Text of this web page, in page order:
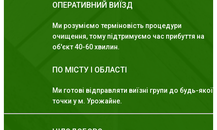
ОПЕРАТИВНИЙ ВИЇЗД
Ми розуміємо терміновість процедури
очищення, тому підтримуємо час прибуття на
об'єкт 40-60 хвилин.
ПО МІСТУ І ОБЛАСТІ
Ми готові відправляти виїзні групи до будь-якої
точки у м. Урожайне.